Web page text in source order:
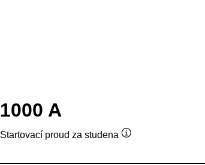
1000 A
Startovací proud za studena